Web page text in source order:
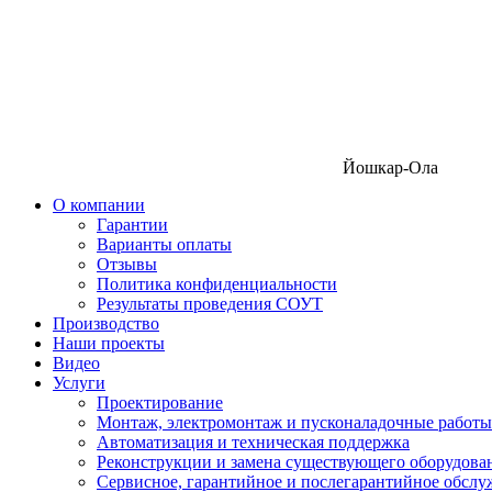
Йошкар-Ола
О компании
Гарантии
Варианты оплаты
Отзывы
Политика конфиденциальности
Результаты проведения СОУТ
Производство
Наши проекты
Видео
Услуги
Проектирование
Монтаж, электромонтаж и пусконаладочные работы
Автоматизация и техническая поддержка
Реконструкции и замена существующего
Сервисное, гарантийное и послегарантийное